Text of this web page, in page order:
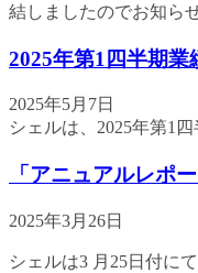
結しましたのでお知ら
2025年第1四半期業
2025年5月7日
シェルは、2025年第1
「アニュアルレポ
2025年3月26日
シェルは3 月25日付に